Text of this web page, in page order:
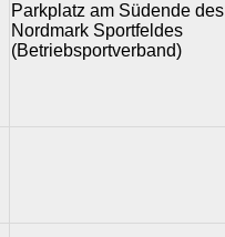
Parkplatz am Südende des
Nordmark Sportfeldes
(Betriebsportverband)